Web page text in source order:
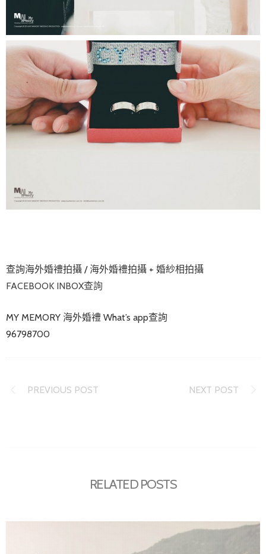
查詢海外婚禮拍攝 / 海外婚禮拍攝 + 婚紗相拍攝
FACEBOOK INBOX查詢
MY MEMORY 海外婚禮 What’s app查詢
96798700
PREVIOUS POST NEXT POST
RELATED POSTS